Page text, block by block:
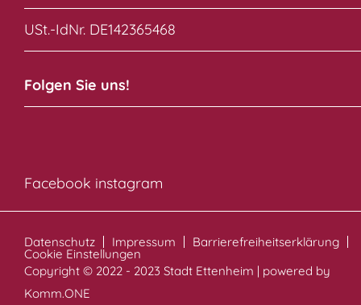
USt.-IdNr. DE142365468
Folgen Sie uns!
Facebook instagram
Datenschutz Impressum Barrierefreiheitserklärung
Cookie Einstellungen
Copyright © 2022 - 2023 Stadt Ettenheim | powered by
Komm.ONE